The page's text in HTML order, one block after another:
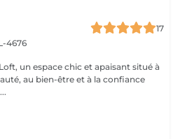
17
4676
un espace chic et apaisant situé à
au bien-être et à la confiance
C...